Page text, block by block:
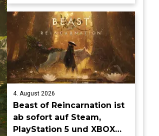
4. August 2026
Beast of Reincarnation ist
ab sofort auf Steam,
PlayStation 5 und XBOX